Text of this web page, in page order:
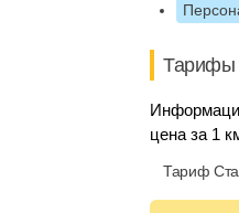
Тарифы
цена за 1
Тариф